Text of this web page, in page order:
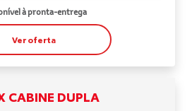
à pronta-entrega
Ver oferta
CABINE DUPLA